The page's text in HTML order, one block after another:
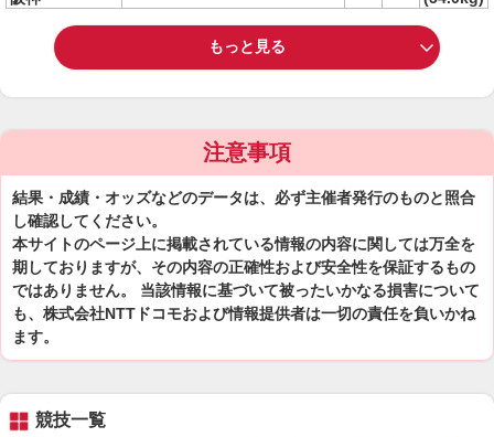
もっと見る
注意事項
結果・成績・オッズなどのデータは、必ず主催者発行のものと照合
し確認してください。
本サイトのページ上に掲載されている情報の内容に関しては万全を
期しておりますが、その内容の正確性および安全性を保証するもの
ではありません。 当該情報に基づいて被ったいかなる損害について
も、株式会社NTTドコモおよび情報提供者は一切の責任を負いかね
ます。
競技一覧